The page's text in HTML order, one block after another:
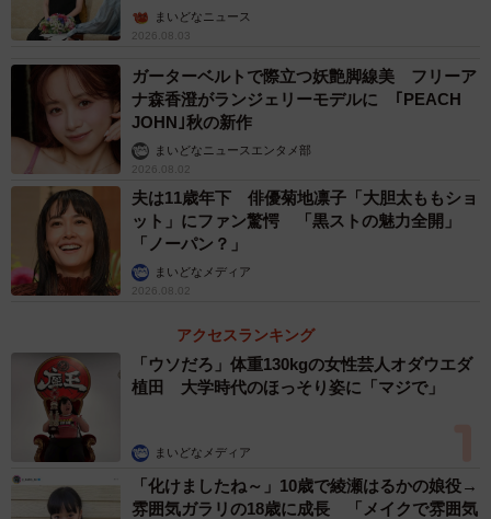
子の部屋】
まいどなニュース
2026.08.03
ガーターベルトで際立つ妖艶脚線美 フリーア
ナ森香澄がランジェリーモデルに ｢PEACH
JOHN｣秋の新作
まいどなニュースエンタメ部
2026.08.02
夫は11歳年下 俳優菊地凛子「大胆太ももショ
ット」にファン驚愕 「黒ストの魅力全開」
「ノーパン？」
まいどなメディア
2026.08.02
アクセスランキング
「ウソだろ」体重130kgの女性芸人オダウエダ
植田 大学時代のほっそり姿に「マジで」
まいどなメディア
「化けましたね～」10歳で綾瀬はるかの娘役→
雰囲気ガラリの18歳に成長 「メイクで雰囲気